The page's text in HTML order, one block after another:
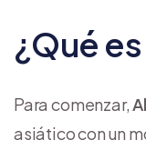
¿Qué
Para comenzar,
asiático con un